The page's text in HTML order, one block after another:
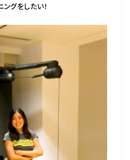
グをしたい！